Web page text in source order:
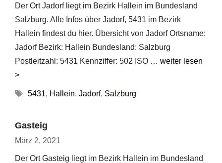
Der Ort Jadorf liegt im Bezirk Hallein im Bundesland
Salzburg. Alle Infos über Jadorf, 5431 im Bezirk
Hallein findest du hier. Übersicht von Jadorf Ortsname:
Jadorf Bezirk: Hallein Bundesland: Salzburg
Postleitzahl: 5431 Kennziffer: 502 ISO … weiter lesen
>
Schlagwörter
5431, Hallein, Jadorf, Salzburg
Gasteig
März 2, 2021
Der Ort Gasteig liegt im Bezirk Hallein im Bundesland